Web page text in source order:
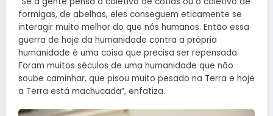
formigas, de abelhas, eles conseguem eticamente se
interagir muito melhor do que nós humanos. Então essa
guerra de hoje da humanidade contra a própria
humanidade é uma coisa que precisa ser repensada.
Foram muitos séculos de uma humanidade que não
soube caminhar, que pisou muito pesado na Terra e hoje
a Terra está machucada”, enfatiza.